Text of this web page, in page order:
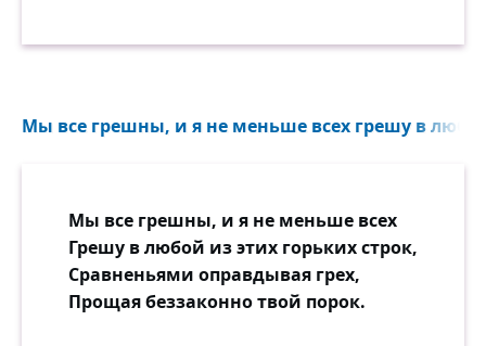
Мы все грешны, и я не меньше всех грешу в
Мы все грешны, и я не меньше всех
Грешу в любой из этих горьких строк,
Сравненьями оправдывая грех,
Прощая беззаконно твой порок.